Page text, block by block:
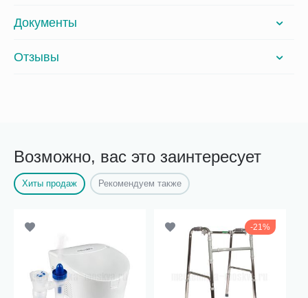
Документы
Отзывы
Возможно, вас это заинтересует
Хиты продаж Рекомендуем также
21%